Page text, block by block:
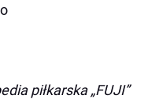
piłkarska „FUJI”